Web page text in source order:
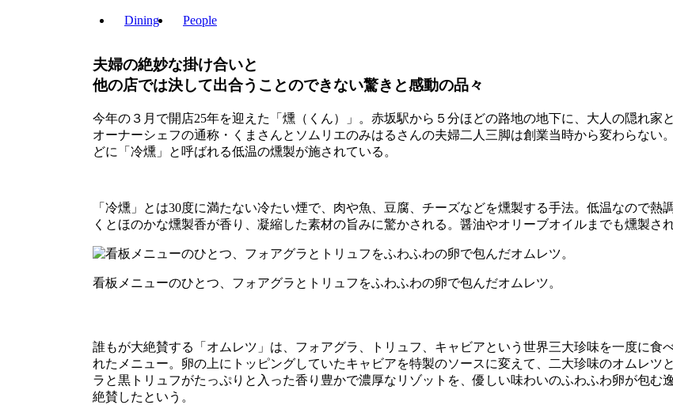
Dining People
夫婦の絶妙な掛け合いと
他の店では決して出合うことのできない驚きと感動の品々
今年の３月で開店25年を迎えた「燻（くん）」。赤坂駅から５分ほどの路地の地下に、大人の隠れ家
オーナーシェフの通称・くまさんとソムリエのみはるさんの夫婦二人三脚は創業当時から変わらない
どに「冷燻」と呼ばれる低温の燻製が施されている。
「冷燻」とは30度に満たない冷たい煙で、肉や魚、豆腐、チーズなどを燻製する手法。低温なので
くとほのかな燻製香が香り、凝縮した素材の旨みに驚かされる。醤油やオリーブオイルまでも燻製さ
看板メニューのひとつ、フォアグラとトリュフをふわふわの卵で包んだオムレツ。
誰もが大絶賛する「オムレツ」は、フォアグラ、トリュフ、キャビアという世界三大珍味を一度に食
れたメニュー。卵の上にトッピングしていたキャビアを特製のソースに変えて、二大珍味のオムレツ
ラと黒トリュフがたっぷりと入った香り豊かで濃厚なリゾットを、優しい味わいのふわふわ卵が包む
絶賛したという。